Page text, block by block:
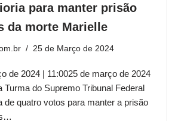
para manter prisão
da morte Marielle
25 de Março de 2024
de 2024 | 11:0025 de março de 2024
Turma do Supremo Tribunal Federal
de quatro votos para manter a prisão